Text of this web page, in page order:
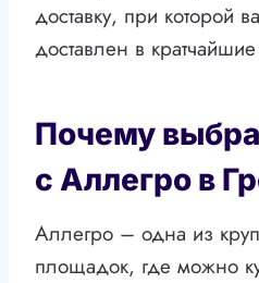
доставку, при которой
доставлен в
Почему
с Аллегро в
Аллегро – одна из
площадок, где можно